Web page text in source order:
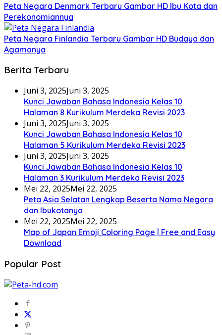
Peta Negara Denmark Terbaru Gambar HD Ibu Kota dan
Perekonomiannya
Peta Negara Finlandia Terbaru Gambar HD Budaya dan
Agamanya
Berita Terbaru
Juni 3, 2025Juni 3, 2025
Kunci Jawaban Bahasa Indonesia Kelas 10
Halaman 8 Kurikulum Merdeka Revisi 2023
Juni 3, 2025Juni 3, 2025
Kunci Jawaban Bahasa Indonesia Kelas 10
Halaman 5 Kurikulum Merdeka Revisi 2023
Juni 3, 2025Juni 3, 2025
Kunci Jawaban Bahasa Indonesia Kelas 10
Halaman 3 Kurikulum Merdeka Revisi 2023
Mei 22, 2025Mei 22, 2025
Peta Asia Selatan Lengkap Beserta Nama Negara
dan Ibukotanya
Mei 22, 2025Mei 22, 2025
Map of Japan Emoji Coloring Page | Free and Easy
Download
Popular Post